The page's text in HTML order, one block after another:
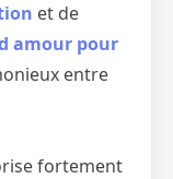
et de
amour pour
entre
fortement